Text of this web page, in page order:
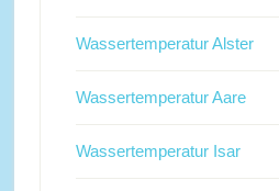
Wassertemperatur Alster
Wassertemperatur Aare
Wassertemperatur Isar